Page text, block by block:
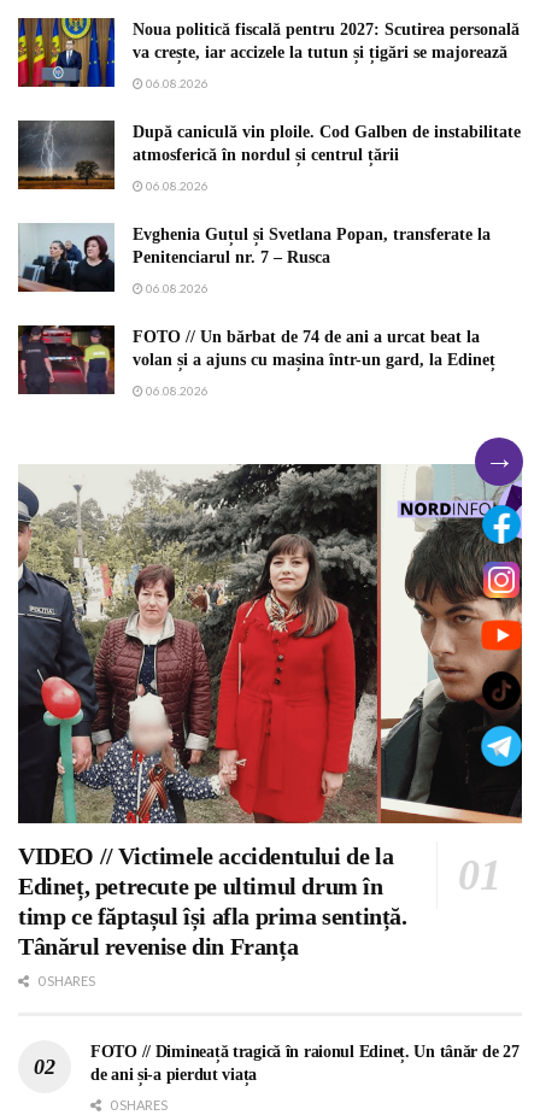
Noua politică fiscală pentru 2027: Scutirea personală
va crește, iar accizele la tutun și țigări se majorează
06.08.2026
După caniculă vin ploile. Cod Galben de instabilitate
atmosferică în nordul și centrul țării
06.08.2026
Evghenia Guțul și Svetlana Popan, transferate la
Penitenciarul nr. 7 – Rusca
06.08.2026
FOTO // Un bărbat de 74 de ani a urcat beat la
volan și a ajuns cu mașina într-un gard, la Edineț
06.08.2026
VIDEO // Victimele accidentului de la
Edineț, petrecute pe ultimul drum în
timp ce făptașul își afla prima sentință.
Tânărul revenise din Franța
0 SHARES
FOTO // Dimineață tragică în raionul Edineț. Un tânăr de 27
de ani și-a pierdut viața
0 SHARES
→